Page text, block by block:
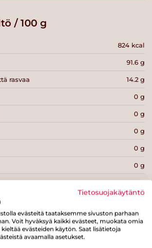
/ 100 g
824 kcal
91.6 g
rasvaa 14.2 g
0 g
0 g
0 g
0 g
0 g
Jaa tuote
Tietosuojakäytäntö
evästeitä taataksemme sivuston parhaan
Voit hyväksyä kaikki evästeet, muokata omia
evästeiden käytön. Saat lisätietoja
avaamalla asetukset.